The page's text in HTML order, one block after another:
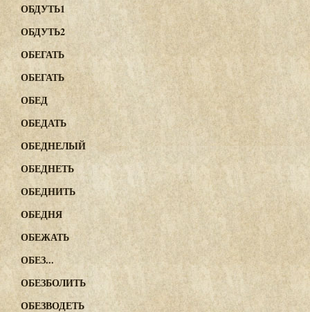
ОБДУТЬ1
ОБДУТЬ2
ОБЕГАТЬ
ОБЕГАТЬ
ОБЕД
ОБЕДАТЬ
ОБЕДНЕЛЫЙ
ОБЕДНЕТЬ
ОБЕДНИТЬ
ОБЕДНЯ
ОБЕЖАТЬ
ОБЕЗ...
ОБЕЗБОЛИТЬ
ОБЕЗВОДЕТЬ